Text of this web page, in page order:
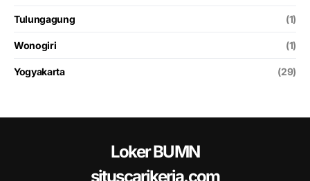
Tulungagung (1)
Wonogiri (1)
Yogyakarta (29)
Loker BUMN
situscarikerja.com